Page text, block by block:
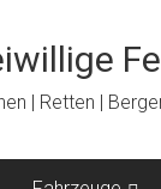
| Retten |